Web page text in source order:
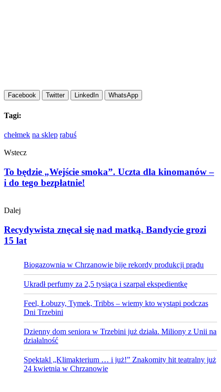
Facebook Twitter LinkedIn WhatsApp
Tagi:
chełmek na sklep rabuś
Wstecz
To będzie „Wejście smoka”. Uczta dla kinomanów –
i do tego bezpłatnie!
Dalej
Recydywista znęcał się nad matką. Bandycie grozi
15 lat
Biogazownia w Chrzanowie bije rekordy produkcji prądu
Ukradł perfumy za 2,5 tysiąca i szarpał ekspedientkę
Feel, Łobuzy, Tymek, Tribbs – wiemy kto wystąpi podczas
Dni Trzebini
Dzienny dom seniora w Trzebini już działa. Miliony z Unii na
działalność
Spektakl „Klimakterium … i już!” Znakomity hit teatralny już
24 kwietnia w Chrzanowie